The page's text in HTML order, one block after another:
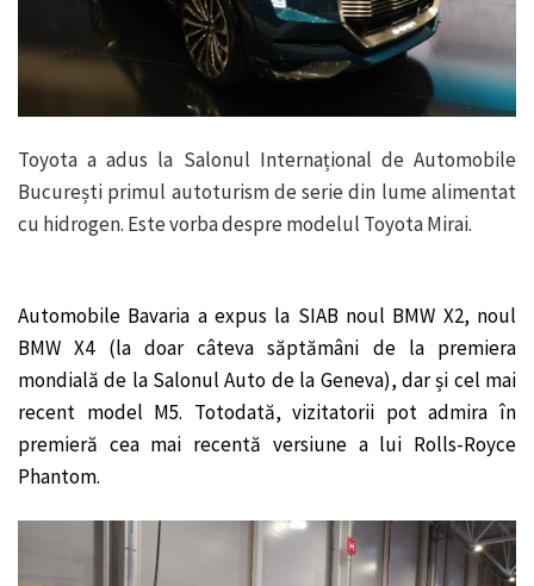
Toyota a adus la Salonul Internațional de Automobile
București primul autoturism de serie din lume alimentat
cu hidrogen. Este vorba despre modelul Toyota Mirai.
Automobile Bavaria a expus la SIAB noul BMW X2, noul
BMW X4 (la doar câteva săptămâni de la premiera
mondială de la Salonul Auto de la Geneva), dar și cel mai
recent model M5. Totodată, vizitatorii pot admira în
premieră cea mai recentă versiune a lui Rolls-Royce
Phantom.